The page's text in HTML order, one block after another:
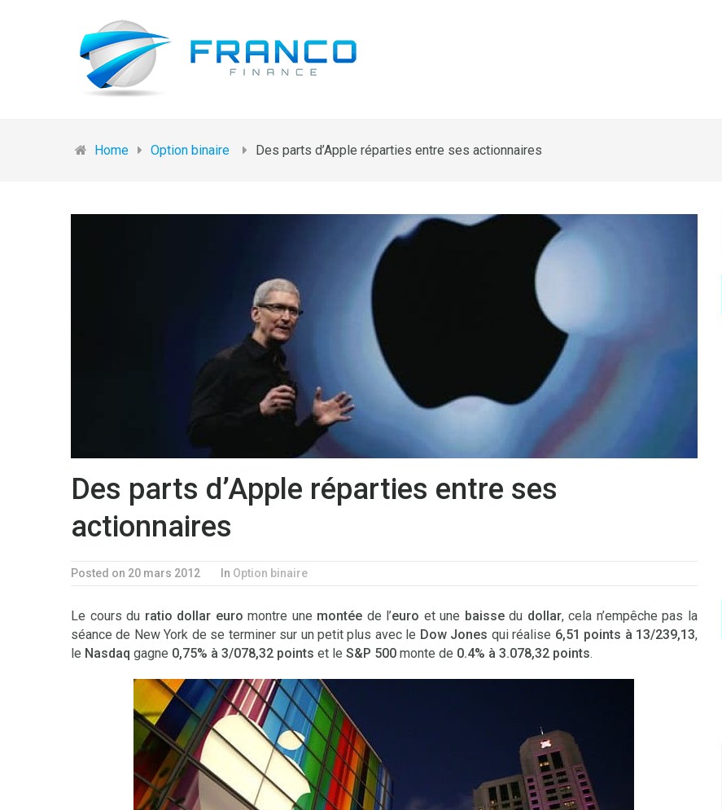
Home Option binaire Des parts d’Apple réparties entre ses actionnaires
Des parts d’Apple réparties entre ses
actionnaires
Posted on 20 mars 2012 In Option binaire
Le cours du ratio dollar euro montre une montée de l’euro et une baissedu dollar, cela n’empêche pas la
séance de New York de se terminer sur un petit plus avec le Dow Jones qui réalise 6,51 points à 13/239,13,
le Nasdaq gagne 0,75% à 3/078,32 points et le S&P 500 monte de 0.4% à 3.078,32 points.